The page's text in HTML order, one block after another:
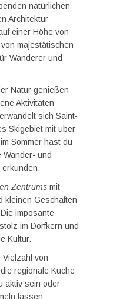
natürlichen
Architektur
einer Höhe von
majestätischen
Wanderer und
Natur genießen
Aktivitäten
sich Saint-
Skigebiet mit über
Sommer hast du
Wander- und
Zentrums mit
kleinen Geschäften
imposante
im Dorfkern und
Kultur.
von
regionale Küche
aktiv sein oder
lassen